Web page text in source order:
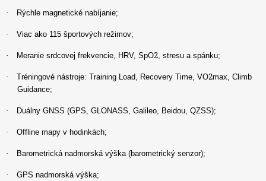
· Rýchle magnetické nabíjanie;
· Viac ako 115 športových režimov;
· Meranie srdcovej frekvencie, HRV, SpO2, stresu a spánku;
· Tréningové nástroje: Training Load, Recovery Time, VO2max, Climb
Guidance;
· Duálny GNSS (GPS, GLONASS, Galileo, Beidou, QZSS);
· Offline mapy v hodinkách;
· Barometrická nadmorská výška (barometrický senzor);
· GPS nadmorská výška;